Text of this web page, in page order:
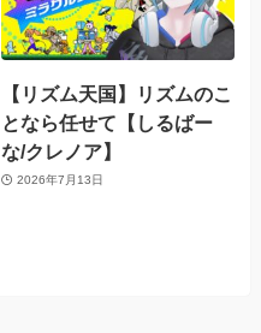
【リズム天国】リズムのこ
となら任せて【しるばー
な/クレノア】
2026年7月13日